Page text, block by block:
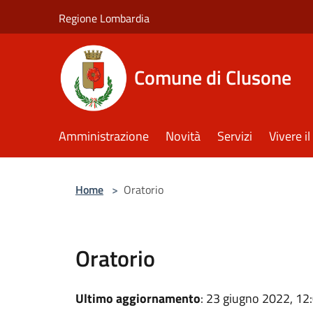
Regione Lombardia
Comune di Clusone
Amministrazione Novità Servizi Vivere
Home > Oratorio
Oratorio
Ultimo aggiornamento: 23 giugno 2022,